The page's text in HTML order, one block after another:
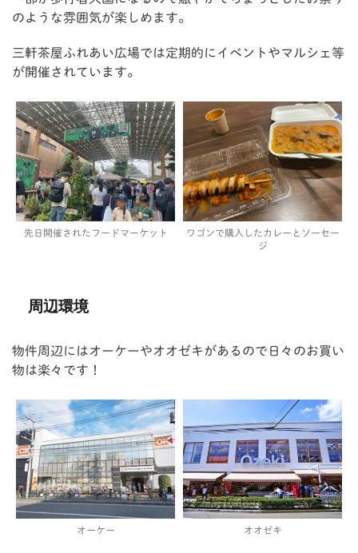
のような雰囲気が楽しめます。
三軒茶屋ふれあい広場では定期的にイベントやマルシェ等
が開催されています。
先日開催されたフードマーケット
ワゴンで購入したカレーとソーセー
ジ
周辺環境
物件周辺にはオーケーやオオゼキがあるので日々のお買い
物は楽々です！
オーケー オオゼキ